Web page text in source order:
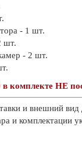
- 1 шт.
шт.
- 2 шт.
комплекте НЕ
и внешний
и комплектации